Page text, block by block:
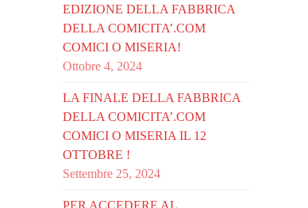
EDIZIONE DELLA FABBRICA
DELLA COMICITA’.COM
COMICI O MISERIA!
Ottobre 4, 2024
LA FINALE DELLA FABBRICA
DELLA COMICITA’.COM
COMICI O MISERIA IL 12
OTTOBRE !
Settembre 25, 2024
PER ACCEDERE AL